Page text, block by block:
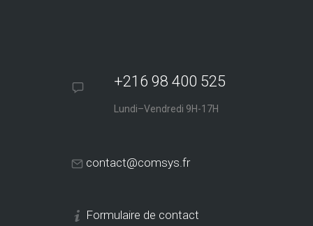
+216 98 400 525
Lundi–Vendredi 9H-17H
contact@comsys.fr
Formulaire de contact